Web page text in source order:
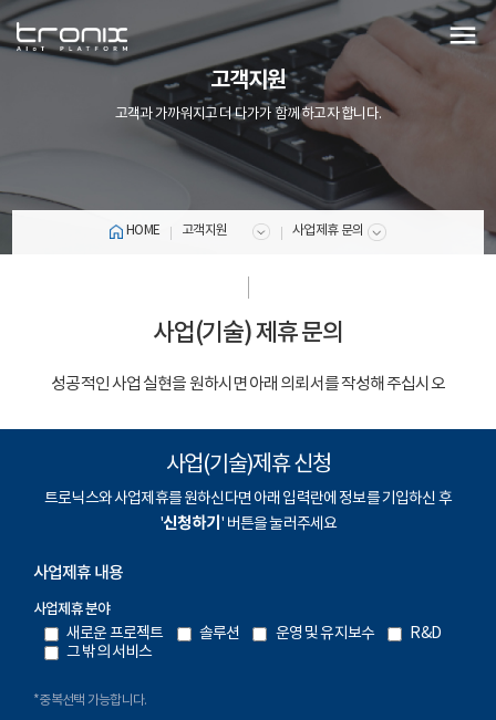
menu
고객지원
고객과 가까워지고 더 다가가 함께 하고자 합니다.
HOME 고객지원 사업제휴 문의
사업(기술) 제휴 문의
성공적인 사업 실현을 원하시면 아래 의뢰서를 작성해 주십시오
사업(기술)제휴 신청
트로닉스와 사업제휴를 원하신다면 아래 입력란에 정보를 기입하신 후
'신청하기 ' 버튼을 눌러주세요
사업제휴 내용
사업제휴 분야
새로운 프로젝트
솔루션 운영 및 유지보수
R&D
그 밖의 서비스
*중복선택 가능합니다.